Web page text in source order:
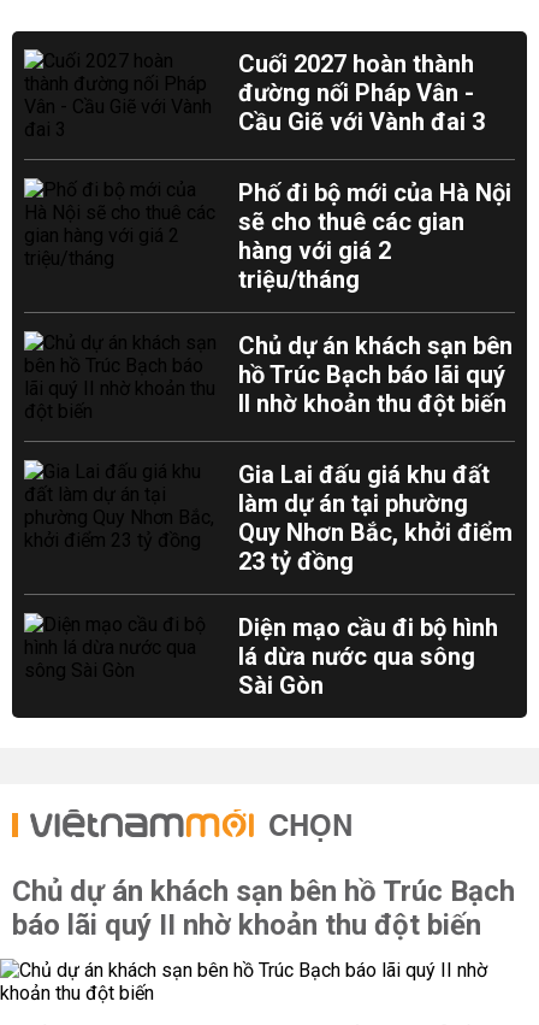
Cuối 2027 hoàn thành
đường nối Pháp Vân -
Cầu Giẽ với Vành đai 3
Phố đi bộ mới của Hà Nội
sẽ cho thuê các gian
hàng với giá 2
triệu/tháng
Chủ dự án khách sạn bên
hồ Trúc Bạch báo lãi quý
II nhờ khoản thu đột biến
Gia Lai đấu giá khu đất
làm dự án tại phường
Quy Nhơn Bắc, khởi điểm
23 tỷ đồng
Diện mạo cầu đi bộ hình
lá dừa nước qua sông
Sài Gòn
CHỌN
Chủ dự án khách sạn bên hồ Trúc Bạch
báo lãi quý II nhờ khoản thu đột biến